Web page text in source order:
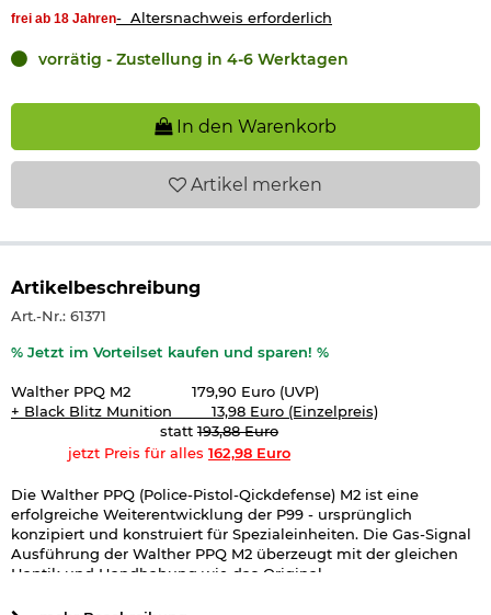
frei ab 18 Jahren- Altersnachweis erforderlich
vorrätig - Zustellung in 4-6 Werktagen
In den Warenkorb
Artikel merken
Artikelbeschreibung
Art.-Nr.: 61371
% Jetzt im Vorteilset kaufen und sparen! %
Walther PPQ M2 179,90 Euro (UVP)
+ Black Blitz Munition 13,98 Euro (Einzelpreis)
statt 193,88 Euro
jetzt Preis für alles 162,98 Euro
Die Walther PPQ (Police-Pistol-Qickdefense) M2 ist eine
erfolgreiche Weiterentwicklung der P99 - ursprünglich
konzipiert und konstruiert für Spezialeinheiten. Die Gas-Signal
Ausführung der Walther PPQ M2 überzeugt mit der gleichen
Haptik und Handhabung wie das Original.